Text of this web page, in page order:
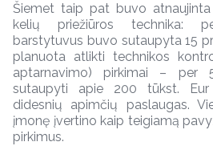
Šiemet taip pat buvo
kelių priežiūros technika:
barstytuvus buvo sutaupyta 15
planuota atlikti technikos
aptarnavimo) pirkimai – per
sutaupyti apie 200 tūkst.
didesnių apimčių paslaugas.
įmonę įvertino kaip teigiamą
pirkimus.